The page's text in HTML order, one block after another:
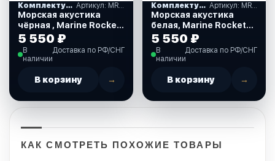
Комплектующие
Морская акустика
чёрная , Marine Rocket
(MRH65B)
5 550 ₽
В
наличии
Доставка по РФ/СНГ
В корзину →
Комплектующие Артикул: MRH65W
Морская акустика
белая, Marine Rocket
(MRH65W)
5 550 ₽
В
наличии
Доставка по РФ/СНГ
В корзину →
КАК СМОТРЕТЬ ПОХОЖИЕ ТОВАРЫ